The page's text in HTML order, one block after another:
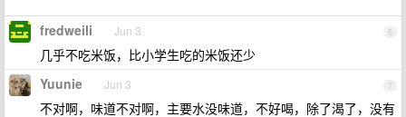
6
fredweili Jun 3
几乎不吃米饭，比小学生吃的米饭还少
7
Yuunie Jun 3
不对啊，味道不对啊，主要水没味道，不好喝，除了渴了，没有